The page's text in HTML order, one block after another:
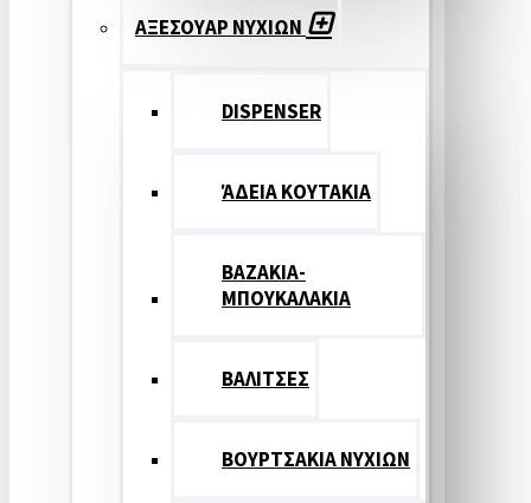
ΑΞΕΣΟΥΑΡ ΝΥΧΙΩΝ
DISPENSER
ΆΔΕΙΑ ΚΟΥΤΑΚΙΑ
ΒΑΖΑΚΙΑ-
ΜΠΟΥΚΑΛΑΚΙΑ
ΒΑΛΙΤΣΕΣ
ΒΟΥΡΤΣΑΚΙΑ ΝΥΧΙΩΝ